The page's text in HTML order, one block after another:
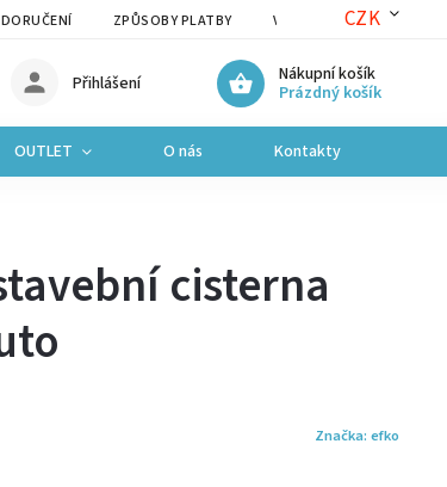
ZPŮSOBY PLATBY VRÁCENÍ ZBOŽÍ A
CZK
Nákupní košík
Prázdný košík
Přihlášení
OUTLET O nás Kontakty
cisterna
Značka: efko